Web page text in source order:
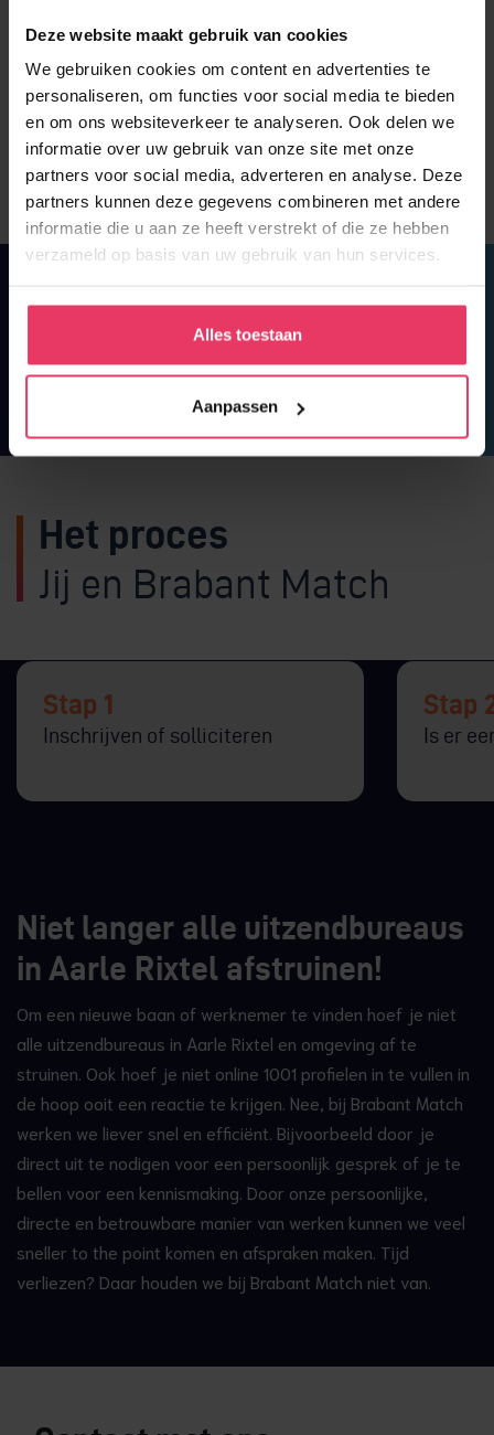
Deze website maakt gebruik van cookies
We gebruiken cookies om content en advertenties te
personaliseren, om functies voor social media te bieden
en om ons websiteverkeer te analyseren. Ook delen we
informatie over uw gebruik van onze site met onze
partners voor social media, adverteren en analyse. Deze
partners kunnen deze gegevens combineren met andere
informatie die u aan ze heeft verstrekt of die ze hebben
verzameld op basis van uw gebruik van hun services.
Alles toestaan
Aanpassen
Operator 2 ploegen
Gemert 38 uur 3000 – 3400
Uitzenden met kans op vast
Zit er iets voor jou tussen?
Koffie of thee?
Het proces
Jij en Brabant Match
Stap 1
Inschrijven of solliciteren
Stap
Is er
Niet langer alle uitzendbureaus
in Aarle Rixtel afstruinen!
Om een nieuwe baan of werknemer te vinden hoef je niet
alle uitzendbureaus in Aarle Rixtel en omgeving af te
struinen. Ook hoef je niet online 1001 profielen in te vullen in
de hoop ooit een reactie te krijgen. Nee, bij Brabant Match
werken we liever snel en efficiënt. Bijvoorbeeld door je
direct uit te nodigen voor een persoonlijk gesprek of je te
bellen voor een kennismaking. Door onze persoonlijke,
directe en betrouwbare manier van werken kunnen we veel
sneller to the point komen en afspraken maken. Tijd
verliezen? Daar houden we bij Brabant Match niet van.